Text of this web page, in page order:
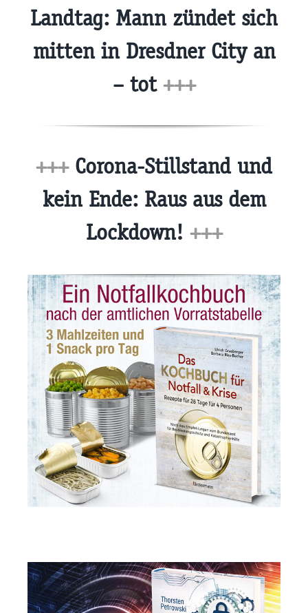
Landtag: Mann zündet sich
mitten in Dresdner City an
– tot +++
+++Corona-Stillstand und
kein Ende: Raus aus dem
Lockdown! +++